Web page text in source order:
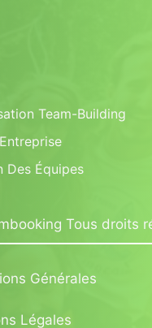
Team-Building
Des Équipes
Tous droits
Générales
Légales